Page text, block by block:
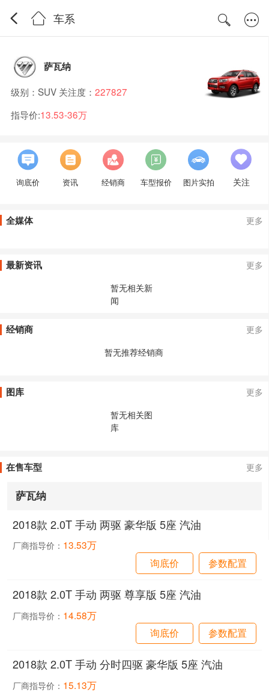
车系
萨瓦纳
级别：SUV 关注度： 227827
指导价:13.53-36万
询底价 资讯 经销商 车型报价 图片实拍 关注
全媒体 更多
最新资讯
更多
暂无相关新
闻
经销商
更多
暂无推荐经销商
图库
更多
暂无相关图
库
在售车型 更多
萨瓦纳
2018款 2.0T 手动 两驱 豪华版 5座 汽油
厂商指导价： 13.53万
询底价
参数配置
2018款 2.0T 手动 两驱 尊享版 5座 汽油
厂商指导价： 14.58万
询底价
参数配置
2018款 2.0T 手动 分时四驱 豪华版 5座 汽油
厂商指导价： 15.13万